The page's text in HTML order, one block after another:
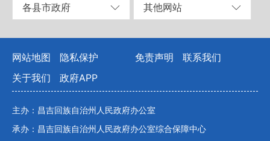
各县市政府 其他网站
网站地图 隐私保护 免责声明
联系我们
关于我们
政府APP
主办：昌吉回族自治州人民政府办公室
承办：昌吉回族自治州人民政府办公室综合保障中心